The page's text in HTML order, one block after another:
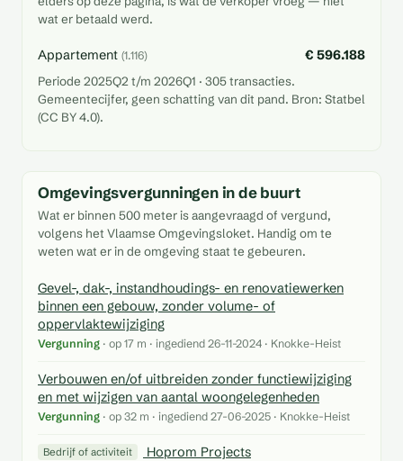
wat er betaald werd.
Appartement (1.116) € 596.188
Periode 2025Q2 t/m 2026Q1 · 305 transacties.
Gemeentecijfer, geen schatting van dit pand. Bron: Statbel
(CC BY 4.0).
Omgevingsvergunningen in de buurt
Wat er binnen 500 meter is aangevraagd of vergund,
volgens het Vlaamse Omgevingsloket. Handig om te
weten wat er in de omgeving staat te gebeuren.
Gevel-, dak-, instandhoudings- en renovatiewerken
binnen een gebouw, zonder volume- of
oppervlaktewijziging
Vergunning · op 17 m · ingediend 26-11-2024 · Knokke-Heist
Verbouwen en/of uitbreiden zonder functiewijziging
en met wijzigen van aantal woongelegenheden
Vergunning · op 32 m · ingediend 27-06-2025 · Knokke-Heist
Bedrijf of activiteit Hoprom Projects